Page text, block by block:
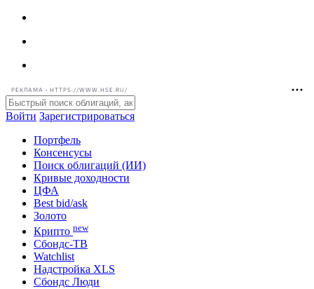
РЕКЛАМА • HTTPS://WWW.HSE.RU/
Войти Зарегистрироваться
Портфель
Консенсусы
Поиск облигаций (ИИ)
Кривые доходности
ЦФА
Best bid/ask
Золото
Крипто new
Сбондс-ТВ
Watchlist
Надстройка XLS
Сбондс Люди